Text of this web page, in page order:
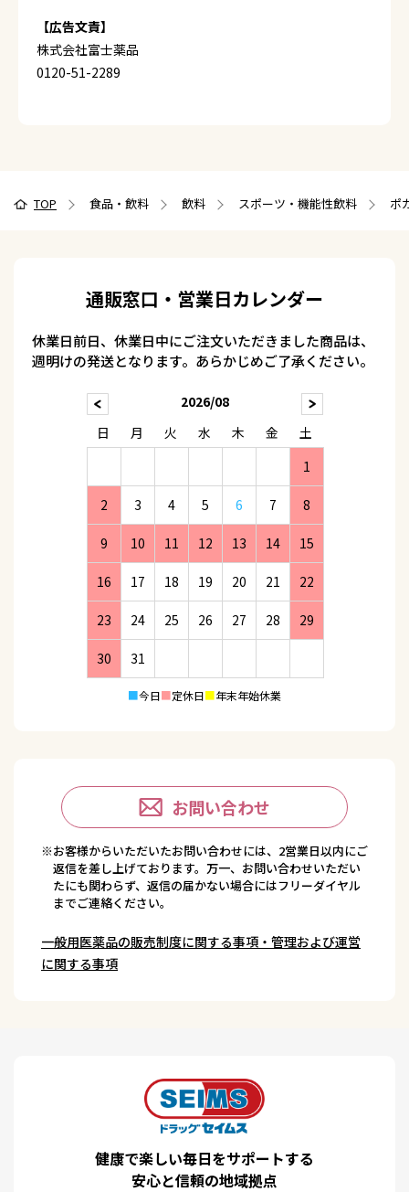
【広告文責】
株式会社富士薬品
0120-51-2289
TOP 食品・飲料 飲料 スポーツ・機能性飲料 ポ
通販窓口・営業日カレンダー
休業日前日、休業日中にご注文いただきました商品は、
週明けの発送となります。あらかじめご了承ください。
2026/08
日
月 火 水 木 金
土
1
2 3 4 5 6 7 8
9 10 11 12 13 14 15
16 17 18 19 20 21 22
23 24 25 26 27 28 29
30 31
■今日■定休日■年末年始休業
お問い合わせ
※お客様からいただいたお問い合わせには、2営業日以内にご
返信を差し上げております。万一、お問い合わせいただい
たにも関わらず、返信の届かない場合にはフリーダイヤル
までご連絡ください。
一般用医薬品の販売制度に関する事項・管理および運営
に関する事項
健康で楽しい毎日をサポートする
安心と信頼の地域拠点